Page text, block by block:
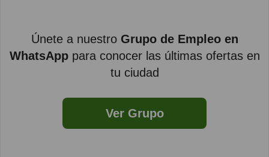
Únete a nuestro Grupo de Empleo en
WhatsApppara conocer las últimas ofertas en
tu ciudad
Ver Grupo